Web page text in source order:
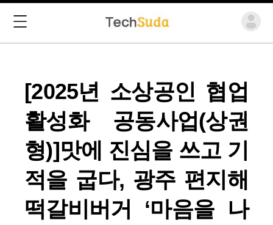
[2025년 소상공인 협업
활성화 공동사업(상권
형)]맛에 진심을 쓰고 기
적을 굽다, 광주 편지해
떡갈비버거 ‘마음을 나